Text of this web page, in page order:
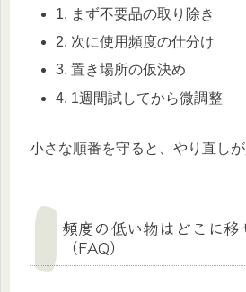
1. まず不要品の取り除き
2. 次に使用頻度の仕分け
3. 置き場所の仮決め
4. 1週間試してから微調整
小さな順番を守ると、やり直しが
頻度の低い物はどこに移
（FAQ）